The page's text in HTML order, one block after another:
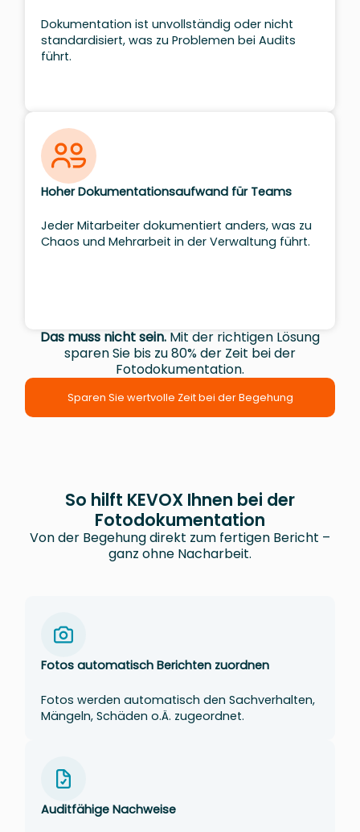
Dokumentation ist unvollständig oder nicht
standardisiert, was zu Problemen bei Audits
führt.
Hoher Dokumentationsaufwand für Teams
Jeder Mitarbeiter dokumentiert anders, was zu
Chaos und Mehrarbeit in der Verwaltung führt.
Das muss nicht sein. Mit der richtigen Lösung
sparen Sie bis zu 80% der Zeit bei der
Fotodokumentation.
Sparen Sie wertvolle Zeit bei der Begehung
So hilft KEVOX Ihnen bei der
Fotodokumentation
Von der Begehung direkt zum fertigen Bericht –
ganz ohne Nacharbeit.
Fotos automatisch Berichten zuordnen
Fotos werden automatisch den Sachverhalten,
Mängeln, Schäden o.Ä. zugeordnet.
Auditfähige Nachweise